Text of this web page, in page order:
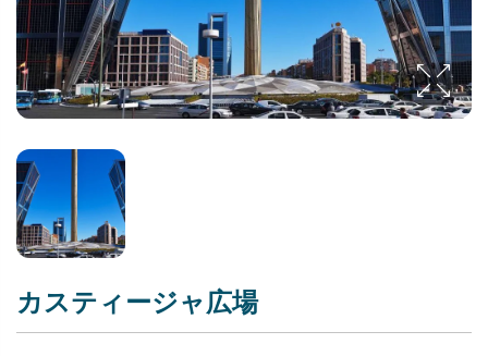
カスティージャ広場